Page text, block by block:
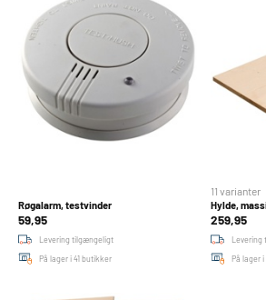
Røgalarm, testvinder
59,95
Levering tilgængeligt
På lager i 41 butikker
Hylde,
11 varianter
259,95
Levering
På lager